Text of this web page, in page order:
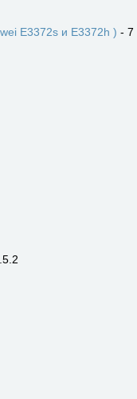
E3372s и E3372h ) - 7